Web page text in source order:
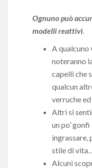
Ognuno può
modelli reattivi.
A qualcuno
noteranno
capelli che
qualcun
verruche
Altri si
un po’
ingrassare,
stile di
Alcuni